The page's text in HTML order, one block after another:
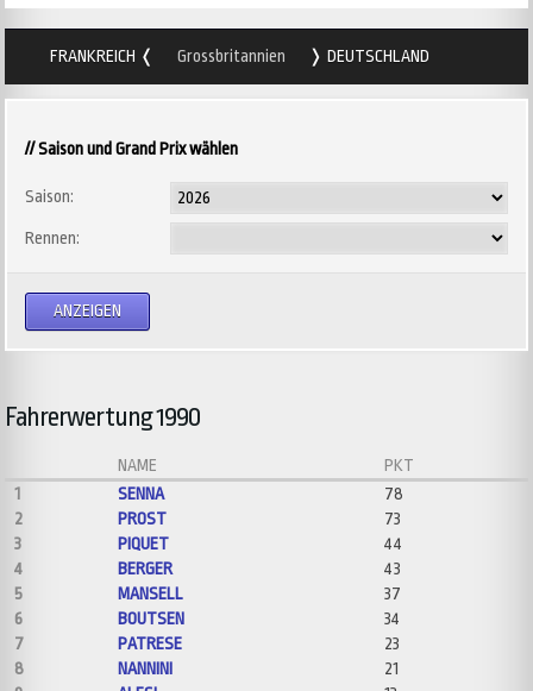
FRANKREICH Grossbritannien DEUTSCHLAND
// Saison und Grand Prix wählen
Saison:
Rennen:
Fahrerwertung 1990
NAME
PKT
1
SENNA
78
2
PROST
73
3
PIQUET
44
4
BERGER
43
5
MANSELL
37
6
BOUTSEN
34
7
PATRESE
23
8
NANNINI
21